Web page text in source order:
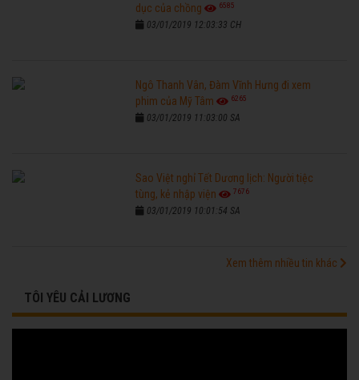
dục của chồng
6585
03/01/2019 12:03:33 CH
Ngô Thanh Vân, Đàm Vĩnh Hưng đi xem
phim của Mỹ Tâm
6265
03/01/2019 11:03:00 SA
Sao Việt nghỉ Tết Dương lịch: Người tiệc
tùng, kẻ nhập viện
7676
03/01/2019 10:01:54 SA
Xem thêm nhiều tin khác
TÔI YÊU CẢI LƯƠNG